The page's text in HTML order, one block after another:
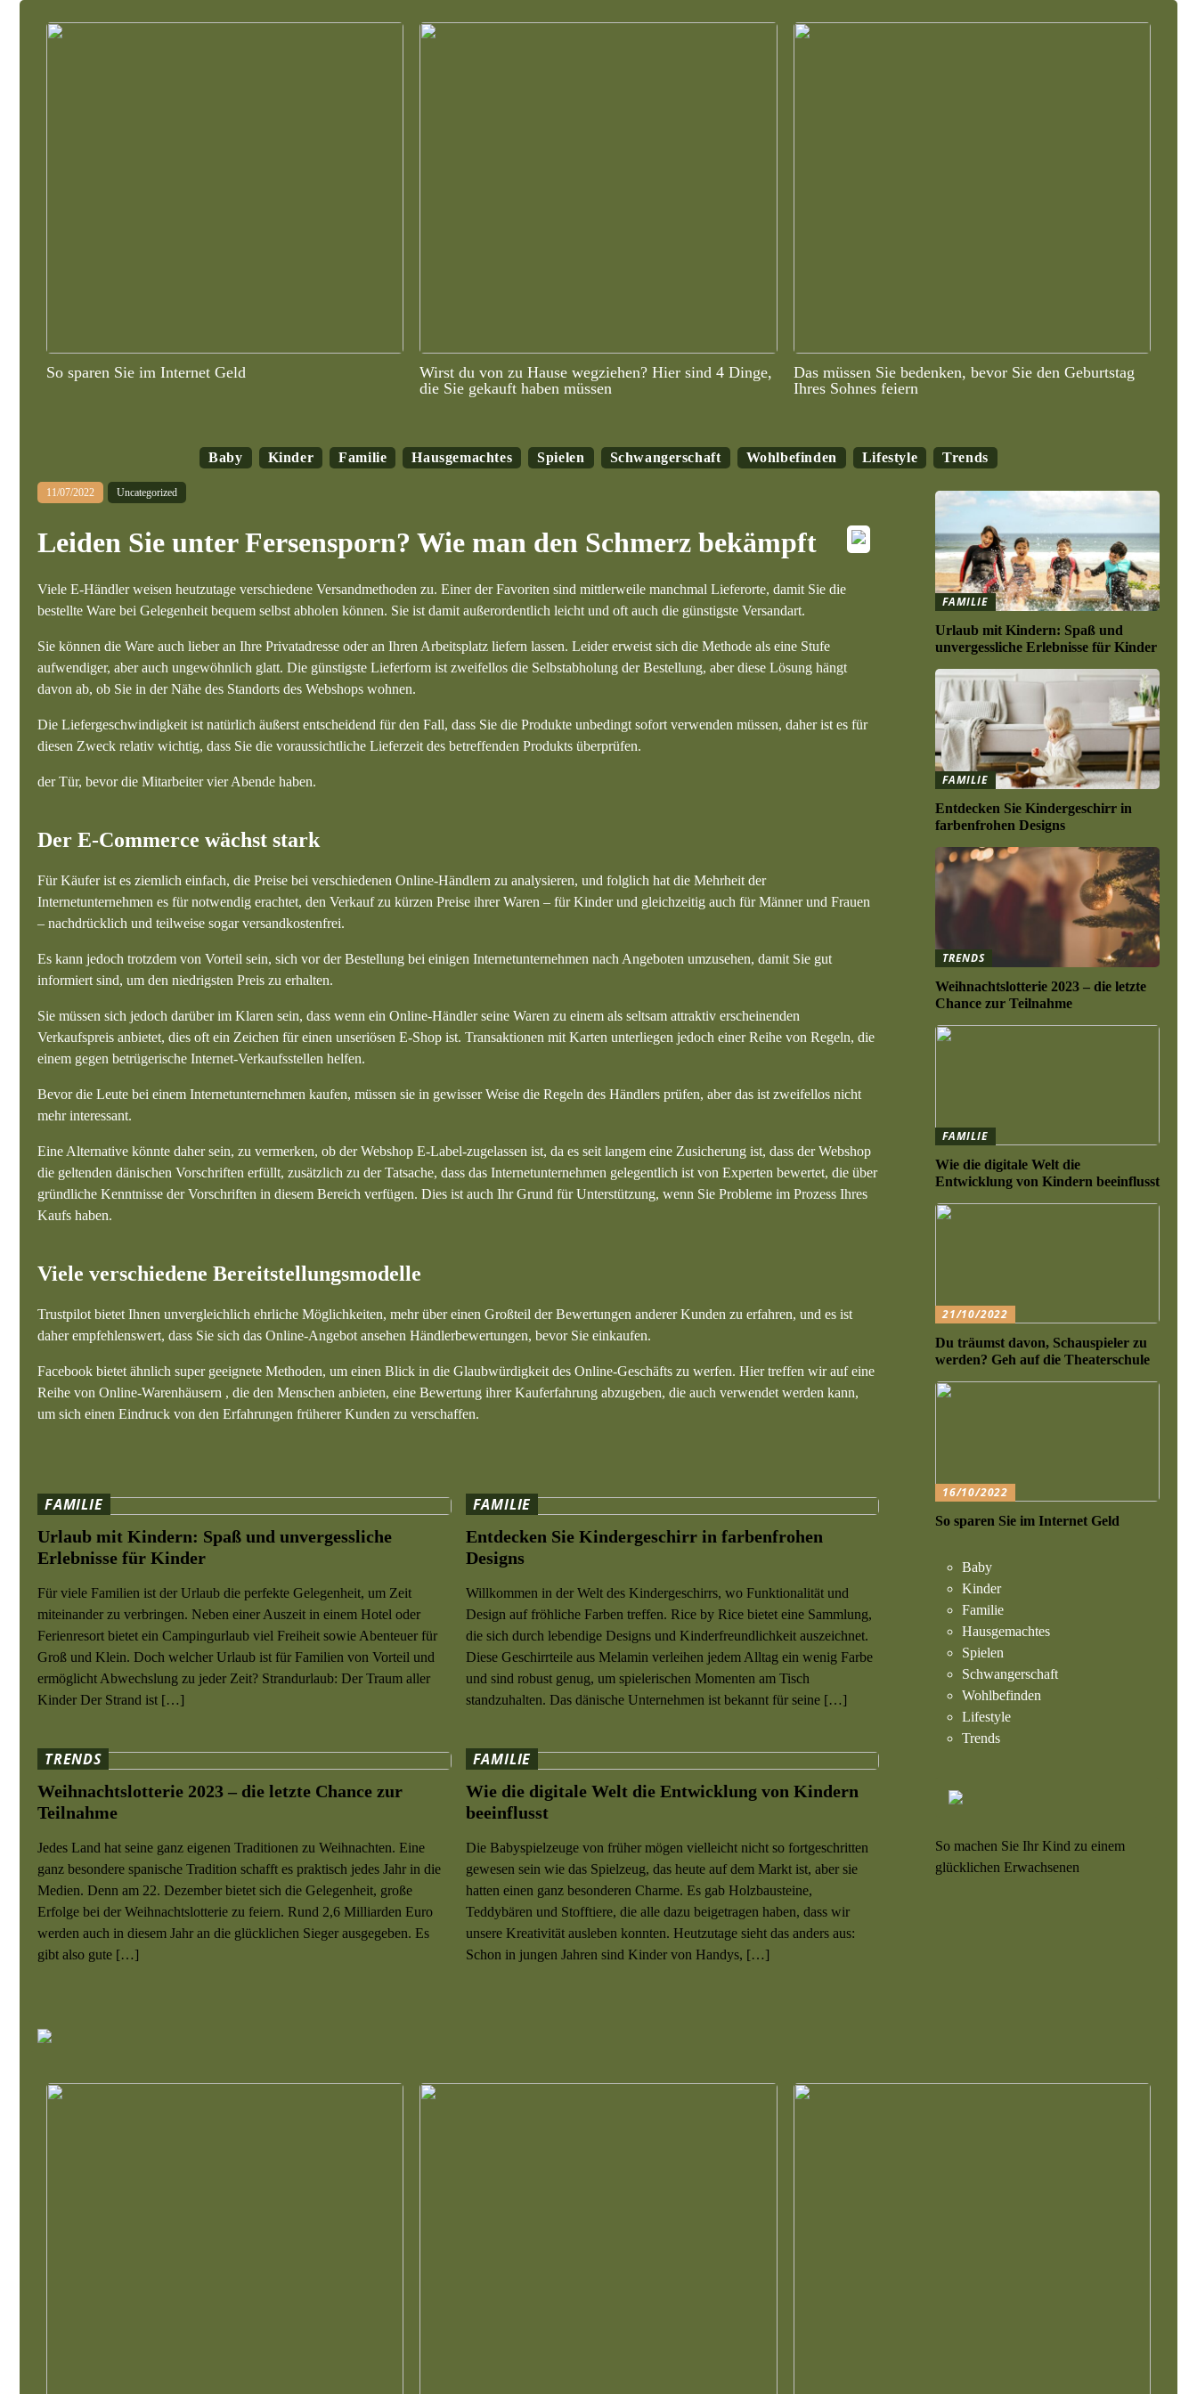
So sparen Sie im Internet Geld
Wirst du von zu Hause wegziehen? Hier sind 4 Dinge,
die Sie gekauft haben müssen
Das müssen Sie bedenken, bevor Sie den Geburtstag
Ihres Sohnes feiern
Baby Kinder Familie Hausgemachtes Spielen Schwangerschaft Wohlbefinden Lifestyle Trends
11/07/2022 Uncategorized
Leiden Sie unter Fersensporn? Wie man den Schmerz bekämpft
Viele E-Händler weisen heutzutage verschiedene Versandmethoden zu. Einer der Favoriten sind mittlerweile manchmal Lieferorte, damit Sie die
bestellte Ware bei Gelegenheit bequem selbst abholen können. Sie ist damit außerordentlich leicht und oft auch die günstigste Versandart.
Sie können die Ware auch lieber an Ihre Privatadresse oder an Ihren Arbeitsplatz liefern lassen. Leider erweist sich die Methode als eine Stufe
aufwendiger, aber auch ungewöhnlich glatt. Die günstigste Lieferform ist zweifellos die Selbstabholung der Bestellung, aber diese Lösung hängt
davon ab, ob Sie in der Nähe des Standorts des Webshops wohnen.
Die Liefergeschwindigkeit ist natürlich äußerst entscheidend für den Fall, dass Sie die Produkte unbedingt sofort verwenden müssen, daher ist es für
diesen Zweck relativ wichtig, dass Sie die voraussichtliche Lieferzeit des betreffenden Produkts überprüfen.
der Tür, bevor die Mitarbeiter vier Abende haben.
Der E-Commerce wächst stark
Für Käufer ist es ziemlich einfach, die Preise bei verschiedenen Online-Händlern zu analysieren, und folglich hat die Mehrheit der
Internetunternehmen es für notwendig erachtet, den Verkauf zu kürzen Preise ihrer Waren – für Kinder und gleichzeitig auch für Männer und Frauen
– nachdrücklich und teilweise sogar versandkostenfrei.
Es kann jedoch trotzdem von Vorteil sein, sich vor der Bestellung bei einigen Internetunternehmen nach Angeboten umzusehen, damit Sie gut
informiert sind, um den niedrigsten Preis zu erhalten.
Sie müssen sich jedoch darüber im Klaren sein, dass wenn ein Online-Händler seine Waren zu einem als seltsam attraktiv erscheinenden
Verkaufspreis anbietet, dies oft ein Zeichen für einen unseriösen E-Shop ist. Transaktionen mit Karten unterliegen jedoch einer Reihe von Regeln, die
einem gegen betrügerische Internet-Verkaufsstellen helfen.
Bevor die Leute bei einem Internetunternehmen kaufen, müssen sie in gewisser Weise die Regeln des Händlers prüfen, aber das ist zweifellos nicht
mehr interessant.
Eine Alternative könnte daher sein, zu vermerken, ob der Webshop E-Label-zugelassen ist, da es seit langem eine Zusicherung ist, dass der Webshop
die geltenden dänischen Vorschriften erfüllt, zusätzlich zu der Tatsache, dass das Internetunternehmen gelegentlich ist von Experten bewertet, die über
gründliche Kenntnisse der Vorschriften in diesem Bereich verfügen. Dies ist auch Ihr Grund für Unterstützung, wenn Sie Probleme im Prozess Ihres
Kaufs haben.
Viele verschiedene Bereitstellungsmodelle
Trustpilot bietet Ihnen unvergleichlich ehrliche Möglichkeiten, mehr über einen Großteil der Bewertungen anderer Kunden zu erfahren, und es ist
daher empfehlenswert, dass Sie sich das Online-Angebot ansehen Händlerbewertungen, bevor Sie einkaufen.
Facebook bietet ähnlich super geeignete Methoden, um einen Blick in die Glaubwürdigkeit des Online-Geschäfts zu werfen. Hier treffen wir auf eine
Reihe von Online-Warenhäusern , die den Menschen anbieten, eine Bewertung ihrer Kauferfahrung abzugeben, die auch verwendet werden kann,
um sich einen Eindruck von den Erfahrungen früherer Kunden zu verschaffen.
FAMILIE
Urlaub mit Kindern: Spaß und unvergessliche
Erlebnisse für Kinder
Für viele Familien ist der Urlaub die perfekte Gelegenheit, um Zeit
miteinander zu verbringen. Neben einer Auszeit in einem Hotel oder
Ferienresort bietet ein Campingurlaub viel Freiheit sowie Abenteuer für
Groß und Klein. Doch welcher Urlaub ist für Familien von Vorteil und
ermöglicht Abwechslung zu jeder Zeit? Strandurlaub: Der Traum aller
Kinder Der Strand ist […]
FAMILIE
Entdecken Sie Kindergeschirr in farbenfrohen
Designs
Willkommen in der Welt des Kindergeschirrs, wo Funktionalität und
Design auf fröhliche Farben treffen. Rice by Rice bietet eine Sammlung,
die sich durch lebendige Designs und Kinderfreundlichkeit auszeichnet.
Diese Geschirrteile aus Melamin verleihen jedem Alltag ein wenig Farbe
und sind robust genug, um spielerischen Momenten am Tisch
standzuhalten. Das dänische Unternehmen ist bekannt für seine […]
TRENDS
Weihnachtslotterie 2023 – die letzte Chance zur
Teilnahme
Jedes Land hat seine ganz eigenen Traditionen zu Weihnachten. Eine
ganz besondere spanische Tradition schafft es praktisch jedes Jahr in die
Medien. Denn am 22. Dezember bietet sich die Gelegenheit, große
Erfolge bei der Weihnachtslotterie zu feiern. Rund 2,6 Milliarden Euro
werden auch in diesem Jahr an die glücklichen Sieger ausgegeben. Es
gibt also gute […]
FAMILIE
Wie die digitale Welt die Entwicklung von Kindern
beeinflusst
Die Babyspielzeuge von früher mögen vielleicht nicht so fortgeschritten
gewesen sein wie das Spielzeug, das heute auf dem Markt ist, aber sie
hatten einen ganz besonderen Charme. Es gab Holzbausteine,
Teddybären und Stofftiere, die alle dazu beigetragen haben, dass wir
unsere Kreativität ausleben konnten. Heutzutage sieht das anders aus:
Schon in jungen Jahren sind Kinder von Handys, […]
FAMILIE
Urlaub mit Kindern: Spaß und
unvergessliche Erlebnisse für Kinder
FAMILIE
Entdecken Sie Kindergeschirr in
farbenfrohen Designs
TRENDS
Weihnachtslotterie 2023 – die letzte
Chance zur Teilnahme
FAMILIE
Wie die digitale Welt die
Entwicklung von Kindern beeinflusst
21/10/2022
Du träumst davon, Schauspieler zu
werden? Geh auf die Theaterschule
16/10/2022
So sparen Sie im Internet Geld
Baby
Kinder
Familie
Hausgemachtes
Spielen
Schwangerschaft
Wohlbefinden
Lifestyle
Trends
So machen Sie Ihr Kind zu einem
glücklichen Erwachsenen